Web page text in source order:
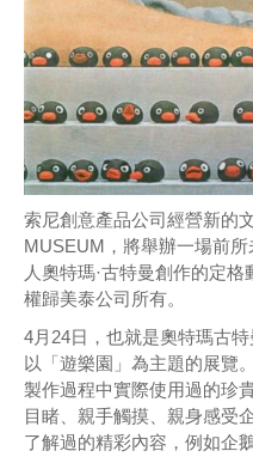
索尼創意產品公司經營新的
MUSEUM，將舉辦一場前
人奧特瑪·古特曼創作的定
權歸美泰公司所有。
4月24日，也就是奧特瑪古
以「遊樂園」為主題的展覽
製作過程中實際使用過的珍
目睹、親手觸摸、親身感受
了解過的精彩內容，例如企